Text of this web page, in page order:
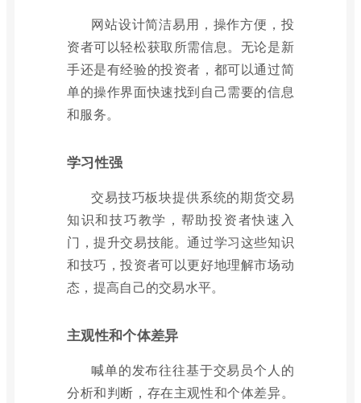
网站设计简洁易用，操作方便，投
资者可以轻松获取所需信息。无论是新
手还是有经验的投资者，都可以通过简
单的操作界面快速找到自己需要的信息
和服务。
学习性强
交易技巧板块提供系统的期货交易
知识和技巧教学，帮助投资者快速入
门，提升交易技能。通过学习这些知识
和技巧，投资者可以更好地理解市场动
态，提高自己的交易水平。
主观性和个体差异
喊单的发布往往基于交易员个人的
分析和判断，存在主观性和个体差异。